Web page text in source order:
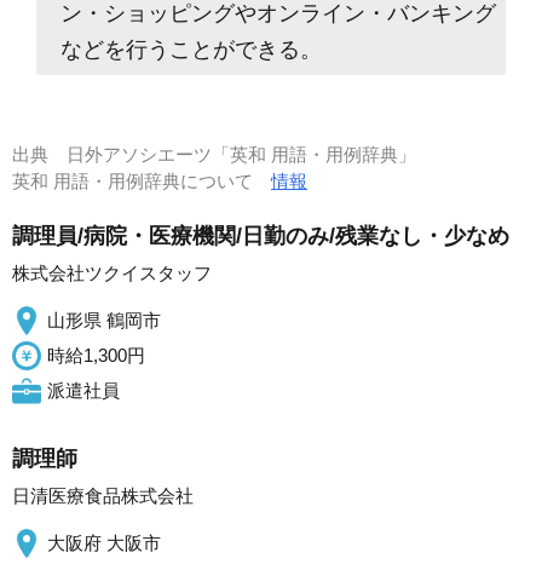
ン・ショッピングやオンライン・バンキング
などを行うことができる。
出典
日外アソシエーツ「英和 用語・用例辞典」
英和 用語・用例辞典について情報
調理員/病院・医療機関/日勤のみ/残業なし・少なめ
株式会社ツクイスタッフ
山形県 鶴岡市
時給1,300円
派遣社員
調理師
日清医療食品株式会社
大阪府 大阪市